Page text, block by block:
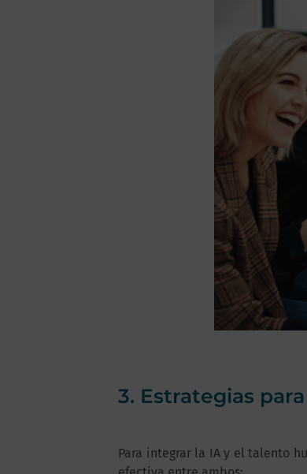
3. Estrategias
Para integrar la IA y el talento